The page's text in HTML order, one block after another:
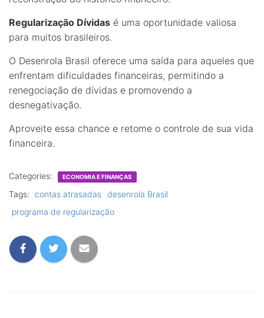
Regularização Dívidas é uma oportunidade valiosa
para muitos brasileiros.
O Desenrola Brasil oferece uma saída para aqueles que
enfrentam dificuldades financeiras, permitindo a
renegociação de dívidas e promovendo a
desnegativação.
Aproveite essa chance e retome o controle de sua vida
financeira.
Categories: ECONOMIA E FINANÇAS
Tags: contas atrasadas desenrola Brasil
programa de regularização